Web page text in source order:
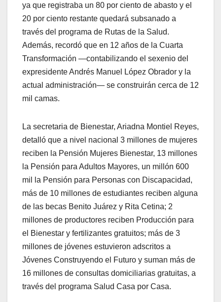
ya que registraba un 80 por ciento de abasto y el
20 por ciento restante quedará subsanado a
través del programa de Rutas de la Salud.
Además, recordó que en 12 años de la Cuarta
Transformación —contabilizando el sexenio del
expresidente Andrés Manuel López Obrador y la
actual administración— se construirán cerca de 12
mil camas.
La secretaria de Bienestar, Ariadna Montiel Reyes,
detalló que a nivel nacional 3 millones de mujeres
reciben la Pensión Mujeres Bienestar, 13 millones
la Pensión para Adultos Mayores, un millón 600
mil la Pensión para Personas con Discapacidad,
más de 10 millones de estudiantes reciben alguna
de las becas Benito Juárez y Rita Cetina; 2
millones de productores reciben Producción para
el Bienestar y fertilizantes gratuitos; más de 3
millones de jóvenes estuvieron adscritos a
Jóvenes Construyendo el Futuro y suman más de
16 millones de consultas domiciliarias gratuitas, a
través del programa Salud Casa por Casa.